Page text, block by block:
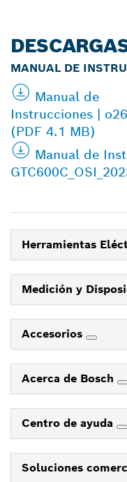
MANUAL DE
Manual de
Instrucciones |
(PDF 4.1 MB)
Manual de
Herramientas
Medición y
Accesorios
Acerca de Bosch
Centro de ayuda
Soluciones